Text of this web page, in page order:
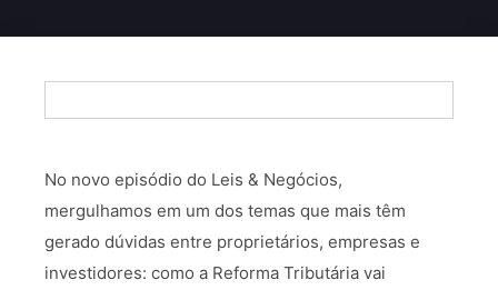
No novo episódio do Leis & Negócios,
mergulhamos em um dos temas que mais têm
gerado dúvidas entre proprietários, empresas e
investidores: como a Reforma Tributária vai